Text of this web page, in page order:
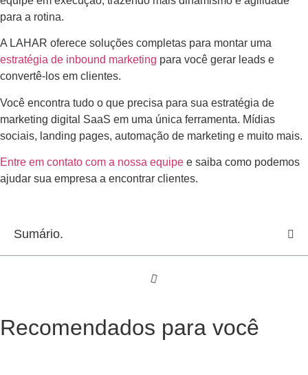
para a rotina.
A LAHAR oferece soluções completas para montar uma
estratégia de inbound marketing para você gerar leads e
convertê-los em clientes.
Você encontra tudo o que precisa para sua estratégia de
marketing digital SaaS em uma única ferramenta. Mídias
sociais, landing pages, automação de marketing e muito mais.
Entre em contato com a nossa equipe e saiba como podemos
ajudar sua empresa a encontrar clientes.
Sumário.
Recomendados para você